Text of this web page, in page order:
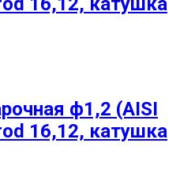
ф1,2 (AISI
16,12, катушка